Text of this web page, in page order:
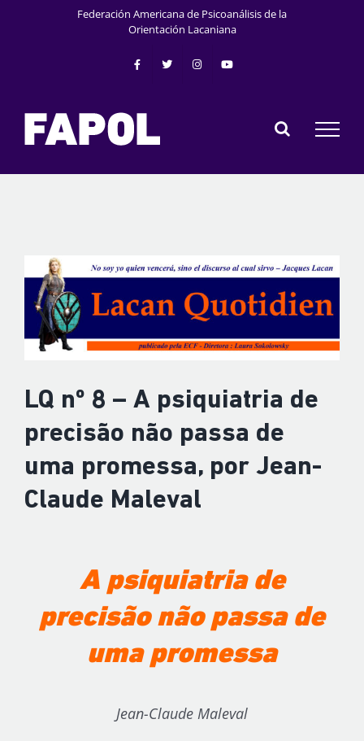
Federación Americana de Psicoanálisis de la
Orientación Lacaniana
View
Larger
Image
LQ nº 8 – A psiquiatria de
precisão não passa de
uma promessa, por Jean-
Claude Maleval
A psiquiatria de
precisão não passa de
uma promessa
Jean-Claude Maleval